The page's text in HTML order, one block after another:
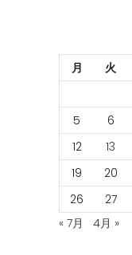
月 火
5
6
12
13
19
20
26
27
« 7月
4月 »